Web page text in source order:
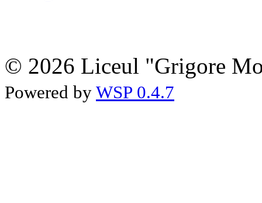
© 2026 Liceul "Grigore
Powered by WSP 0.4.7